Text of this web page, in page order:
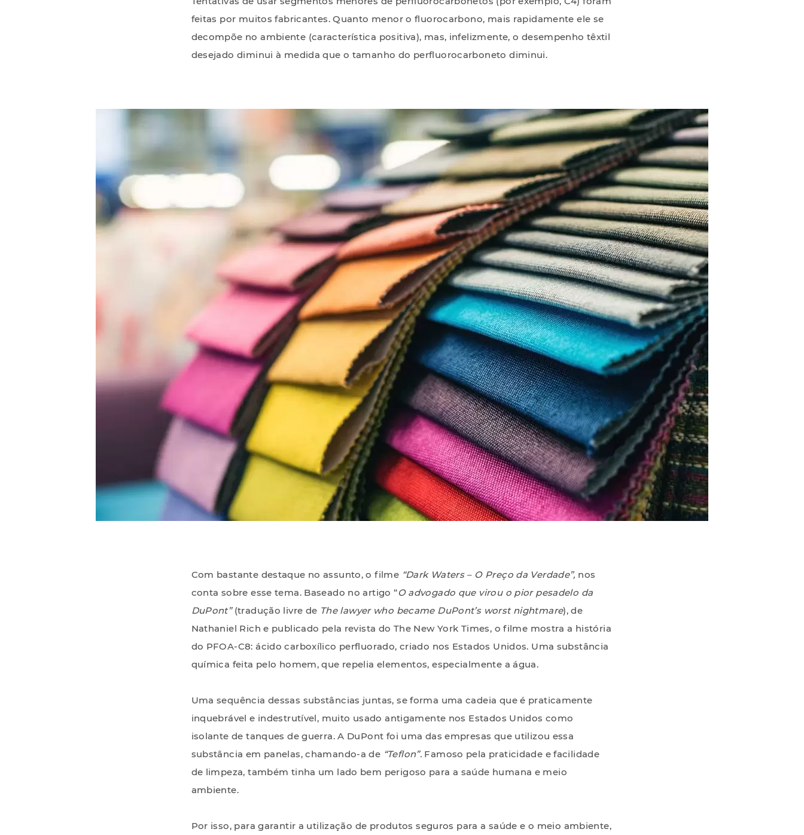
feitas por muitos fabricantes. Quanto menor o fluorocarbono, mais rapidamente ele se
decompõe no ambiente (característica positiva), mas, infelizmente, o desempenho têxtil
desejado diminui à medida que o tamanho do perfluorocarboneto diminui.
Com bastante destaque no assunto, o filme “Dark Waters – O Preço da Verdade”, nos
conta sobre esse tema. Baseado no artigo “O advogado que virou o pior pesadelo da
DuPont”(tradução livre de The lawyer who became DuPont’s worst nightmare), de
Nathaniel Rich e publicado pela revista do The New York Times, o filme mostra a história
do PFOA-C8: ácido carboxílico perfluorado, criado nos Estados Unidos. Uma substância
química feita pelo homem, que repelia elementos, especialmente a água.
Uma sequência dessas substâncias juntas, se forma uma cadeia que é praticamente
inquebrável e indestrutível, muito usado antigamente nos Estados Unidos como
isolante de tanques de guerra. A DuPont foi uma das empresas que utilizou essa
substância em panelas, chamando-a de “Teflon”. Famoso pela praticidade e facilidade
de limpeza, também tinha um lado bem perigoso para a saúde humana e meio
ambiente.
Por isso, para garantir a utilização de produtos seguros para a saúde e o meio ambiente,